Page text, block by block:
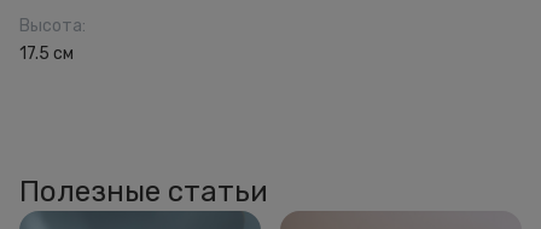
Высота:
17.5 см
Полезные статьи